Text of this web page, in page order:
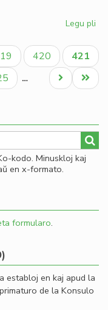
Legu pli
de
en
Paĝo
420
Aktuala
paĝo
421
…
Last
page
Next
page
kodo. Minuskloj kaj
en x-formato.
formularo.
establoj en kaj apud la
de la Konsulo